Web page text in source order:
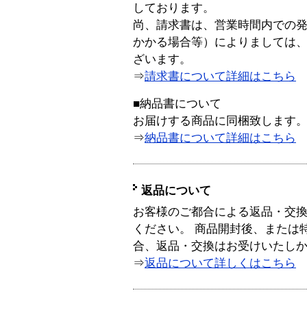
しております。
尚、請求書は、営業時間内での
かかる場合等）によりましては
ざいます。
⇒請求書について詳細はこちら
■納品書について
お届けする商品に同梱致します。
⇒納品書について詳細はこちら
返品について
お客様のご都合による返品・交
ください。 商品開封後、または
合、返品・交換はお受けいたし
⇒返品について詳しくはこちら